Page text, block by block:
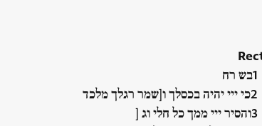
בש רח
כי ייי יהיה בכסלך ו[שמר רגלך מלכד
והסיר ייי ממך כל חלי וג [